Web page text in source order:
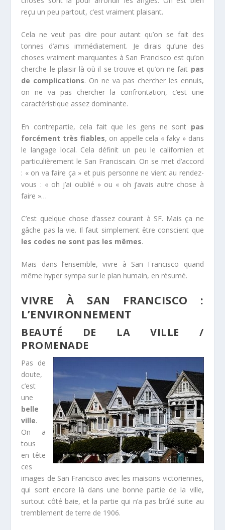
reçu un peu partout, c’est vraiment plaisant.
Cela ne veut pas dire pour autant qu’on se fait des
tonnes d’amis immédiatement. Je dirais qu’une des
choses vraiment marquantes à San Francisco est qu’on
cherche le plaisir là où il se trouve et qu’on ne fait pas
de complications. On ne va pas chercher les ennuis,
on ne va pas chercher la confrontation, c’est une
caractéristique assez dominante.
En contrepartie, cela fait que les gens ne sont pas
forcément très fiables, on appelle cela « faky » dans
le langage local. Cela définit un peu le californien et
particulièrement le San Franciscain. On se met d’accord
: « on va faire ça » et puis personne ne vient au rendez-
vous : « oh j’ai oublié » ou « oh j’avais autre chose à
faire »…
C’est quelque chose d’assez courant à SF. Mais ça ne
gâche pas la vie. Il faut simplement être conscient que
les codes ne sont pas les mêmes.
Mais dans l’ensemble, vivre à San Francisco quand
même hyper sympa sur le plan humain, en résumé.
VIVRE À SAN FRANCISCO :
L’ENVIRONNEMENT
BEAUTÉ DE LA VILLE /
PROMENADE
Pas de
doute,
c’est
une
belle
ville.
On a
tous
en tête
ces
images de San Francisco avec les maisons victoriennes,
qui sont encore là dans une bonne partie de la ville,
surtout côté baie, et la partie qui n’a pas brûlé suite au
tremblement de terre de 1906.